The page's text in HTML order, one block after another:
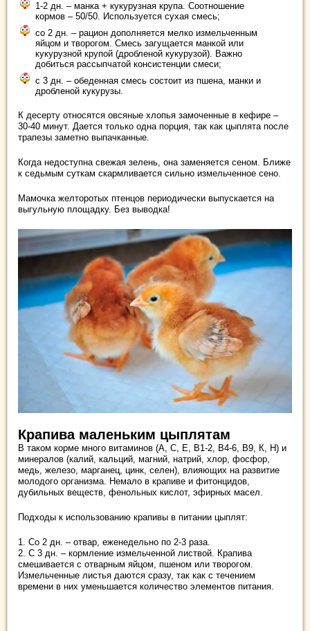
1-2 дн. – манка + кукурузная крупа. Соотношение
кормов – 50/50. Используется сухая смесь;
со 2 дн. – рацион дополняется мелко измельченным
яйцом и творогом. Смесь загущается манкой или
кукурузной крупой (дробленой кукурузой). Важно
добиться рассыпчатой консистенции смеси;
с 3 дн. – обеденная смесь состоит из пшена, манки и
дробленой кукурузы.
К десерту относятся овсяные хлопья замоченные в кефире –
30-40 минут. Дается только одна порция, так как цыплята после
трапезы заметно выпачканные.
Когда недоступна свежая зелень, она заменяется сеном. Ближе
к седьмым суткам скармливается сильно измельченное сено.
Мамочка желторотых птенцов периодически выпускается на
выгульную площадку. Без выводка!
Крапива маленьким цыплятам
В таком корме много витаминов (А, С, Е, В1-2, В4-6, В9, К, Н) и
минералов (калий, кальций, магний, натрий, хлор, фосфор,
медь, железо, марганец, цинк, селен), влияющих на развитие
молодого организма. Немало в крапиве и фитонцидов,
дубильных веществ, фенольных кислот, эфирных масел.
Подходы к использованию крапивы в питании цыплят:
1. Со 2 дн. – отвар, еженедельно по 2-3 раза.
2. С 3 дн. – кормление измельченной листвой. Крапива
смешивается с отварным яйцом, пшеном или творогом.
Измельченные листья даются сразу, так как с течением
времени в них уменьшается количество элементов питания.